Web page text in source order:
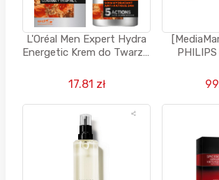
L'Oréal Men Expert Hydra
Energetic Krem do Twarzy,
17.81 zł